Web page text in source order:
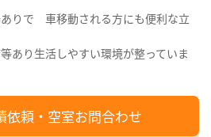
りで 車移動される方にも便利な立
あり生活しやすい環境が整っていま
依頼・空室お問合わせ